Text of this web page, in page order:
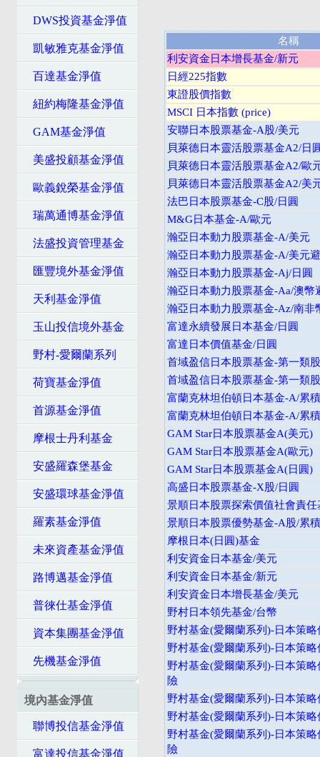
DWS投資基金淨值
凱敏雅克基金淨值
百達基金淨值
紐約梅隆基金淨值
GAM基金淨值
美盛投顧基金淨值
歐義銳榮基金淨值
瑞萬通博基金淨值
法盛投資管理基金
匯豐境外基金淨值
天利基金淨值
玉山投信境外基金
野村-愛爾蘭系列
荷寶基金淨值
首源基金淨值
摩根士丹利基金
安盛羅森堡基金
安盛環球基金淨值
羅素基金淨值
未來資產基金淨值
路博邁基金淨值
普徠仕基金淨值
資本集團基金淨值
先機基金淨值
境內基金淨值
聯博投信基金淨值
富達投信基金淨值
名稱
利安資金日本增長基金/新元
日經225指數
東證股價指數
MSCI 日本指數 (price)
安聯日本股票基金-A股/美元
貝萊德日本靈活股票基金A2/日
貝萊德日本靈活股票基金A2/歐
貝萊德日本靈活股票基金A2/美
法巴日本股票基金-C股/日圓
M&G日本基金-A/歐元
瀚亞日本動力股票基金-A/美元
瀚亞日本動力股票基金-A/美元
瀚亞日本動力股票基金-Aj/日圓
瀚亞日本動力股票基金-Aa/澳幣
瀚亞日本動力股票基金-Az/南非
富達永續發展日本基金/日圓
富達日本價值基金/日圓
首域盈信日本股票基金-第一類
首域盈信日本股票基金-第一類
富蘭克林坦伯頓日本基金-A/累
富蘭克林坦伯頓日本基金-A/累
GAM Star日本股票基金A(美元)
GAM Star日本股票基金A(歐元)
GAM Star日本股票基金A(日圓)
高盛日本股票基金-X股/日圓
景順日本股票探索價值社會責
景順日本股票優勢基金-A股/累
摩根日本(日圓)基金
利安資金日本基金/美元
利安資金日本基金/新元
利安資金日本增長基金/美元
野村日本領先基金/台幣
野村基金(愛爾蘭系列)-日本策
野村基金(愛爾蘭系列)-日本策
野村基金(愛爾蘭系列)-日本策
險
野村基金(愛爾蘭系列)-日本策
野村基金(愛爾蘭系列)-日本策
野村基金(愛爾蘭系列)-日本策
險